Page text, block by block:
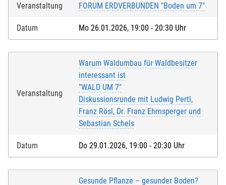
Veranstaltung FORUM ERDVERBUNDEN "Boden um 7"
Datum Mo 26.01.2026, 19:00 - 20:30 Uhr
Veranstaltung
Warum Waldumbau für Waldbesitzer
interessant ist
"WALD UM 7"
Diskussionsrunde mit Ludwig Pertl,
Franz Rösl, Dr. Franz Ehrnsperger und
Sebastian Schels
Datum Do 29.01.2026, 19:00 - 20:30 Uhr
Gesunde Pflanze – gesunder Boden?